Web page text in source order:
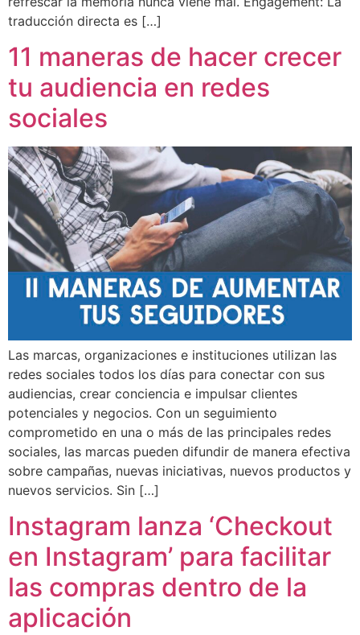
traducción directa es […]
11 maneras de hacer crecer
tu audiencia en redes
sociales
Las marcas, organizaciones e instituciones utilizan las
redes sociales todos los días para conectar con sus
audiencias, crear conciencia e impulsar clientes
potenciales y negocios. Con un seguimiento
comprometido en una o más de las principales redes
sociales, las marcas pueden difundir de manera efectiva
sobre campañas, nuevas iniciativas, nuevos productos y
nuevos servicios. Sin […]
Instagram lanza ‘Checkout
en Instagram’ para facilitar
las compras dentro de la
aplicación